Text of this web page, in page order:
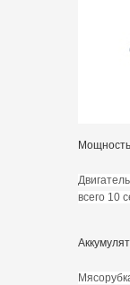
Мощность
всего 10